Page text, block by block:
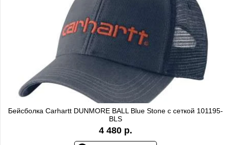
Бейсболка Carhartt DUNMORE BALL Blue Stone с сеткой 101195-
BLS
4 480 р.